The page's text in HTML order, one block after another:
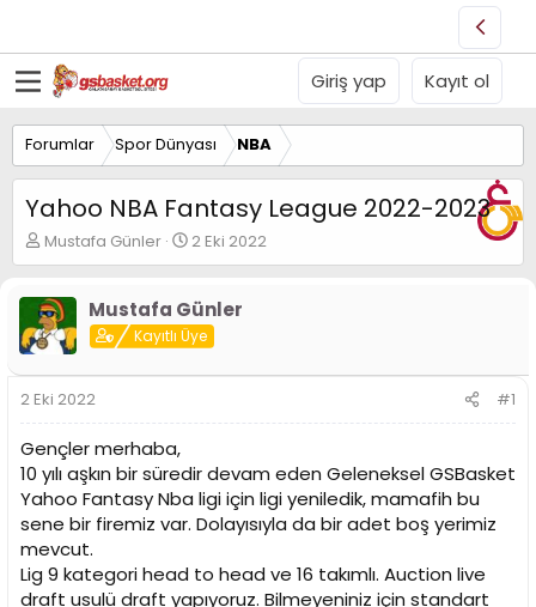
Giriş yap Kayıt ol
Forumlar Spor Dünyası NBA
Yahoo NBA Fantasy League 2022-2023
K
o
u
y
u
B
a
ş
a
t
a
n
Mustafa Günler
B
a
l
a
n
g
r
i
h
2 Eki 2022
Mustafa Günler
Kayıtlı Üye
2 Eki 2022 #1
Gençler merhaba,
10 yılı aşkın bir süredir devam eden Geleneksel GSBasket
Yahoo Fantasy Nba ligi için ligi yeniledik, mamafih bu
sene bir firemiz var. Dolayısıyla da bir adet boş yerimiz
mevcut.
Lig 9 kategori head to head ve 16 takımlı. Auction live
draft usulü draft yapıyoruz. Bilmeyeniniz için standart